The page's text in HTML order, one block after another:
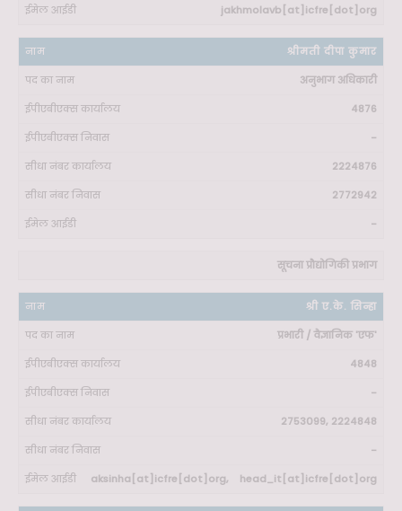
jakhmolavb[at]icfre[dot]org
श्रीमती दीपा कुमार
अनुभाग अधिकारी
4876
-
2224876
2772942
-
सूचना प्रौद्योगिकी प्रभाग
श्री ए.के. सिन्हा
प्रभारी / वैज्ञानिक 'एफ'
4848
-
2753099, 2224848
-
aksinha[at]icfre[dot]org, head_it[at]icfre[dot]org